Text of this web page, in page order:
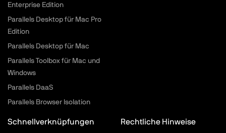
Windows
macOS
Ausgeblendete Dateien
macOS
Desktop ausblenden
macOS und Windows
Enterprise Edition
Parallels Desktop für Mac Pro
Edition
Parallels Desktop für Mac
Parallels Toolbox für Mac und
Windows
Parallels DaaS
Parallels Browser Isolation
Schnellverknüpfungen Rechtliche Hinweise